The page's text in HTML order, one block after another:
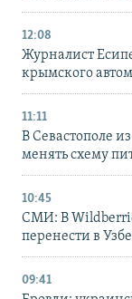
12:08
Журналист
крымского
11:11
В Севастополе
менять схему
10:45
СМИ: В
перенести в
09:41